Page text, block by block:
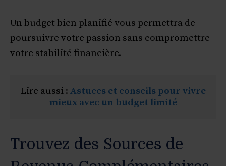
Un budget bien planifié vous permettra de
poursuivre votre passion sans compromettre
votre stabilité financière.
Lire aussi : Astuces et conseils pour vivre
mieux avec un budget limité
Trouvez des Sources de